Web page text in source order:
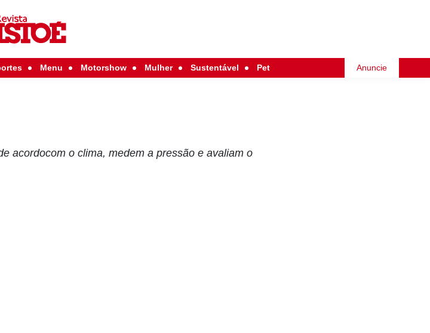
Menu Motorshow Mulher Sustentável Pet Anuncie
acordocom o clima, medem a pressão e avaliam o